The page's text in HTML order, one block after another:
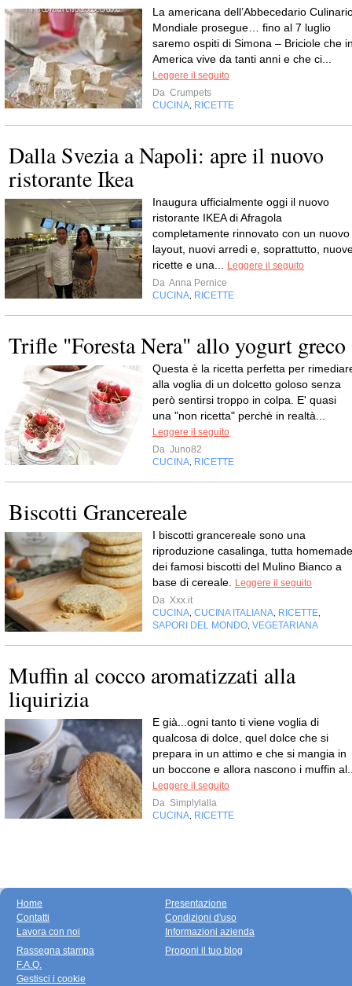
La americana dell’Abbecedario
Mondiale prosegue… fino al 7 luglio
saremo ospiti di Simona – Briciole che
America vive da tanti anni e che ci...
Leggere il seguito
Da Crumpets
CUCINA RICETTE
Dalla Svezia a Napoli: apre il nuovo
ristorante Ikea
Inaugura ufficialmente oggi il nuovo
ristorante IKEA di Afragola
completamente rinnovato con un nuovo
layout, nuovi arredi e, soprattutto,
ricette e una...
Leggere il seguito
Da Anna Pernice
CUCINA RICETTE
Trifle "Foresta Nera" allo yogurt greco
Questa è la ricetta perfetta per
alla voglia di un dolcetto goloso senza
però sentirsi troppo in colpa. E' quasi
una "non ricetta" perchè in realtà...
Leggere il seguito
Da Juno82
CUCINA RICETTE
Biscotti Grancereale
I biscotti grancereale sono una
riproduzione casalinga, tutta
dei famosi biscotti del Mulino Bianco a
base di cereale.
Leggere il seguito
Da Xxx.it
CUCINA CUCINA ITALIANA RICETTE
SAPORI DEL MONDO VEGETARIANA
Muffin al cocco aromatizzati alla
liquirizia
E già...ogni tanto ti viene voglia di
qualcosa di dolce, quel dolce che si
prepara in un attimo e che si mangia in
un boccone e allora nascono i muffin
Leggere il seguito
Da Simplylalla
CUCINA RICETTE
Home
Contatti
Lavora con noi
Presentazione
Condizioni d'uso
Informazioni azienda
Rassegna stampa
F.A.Q.
Gestisci i cookie
Proponi il tuo blog